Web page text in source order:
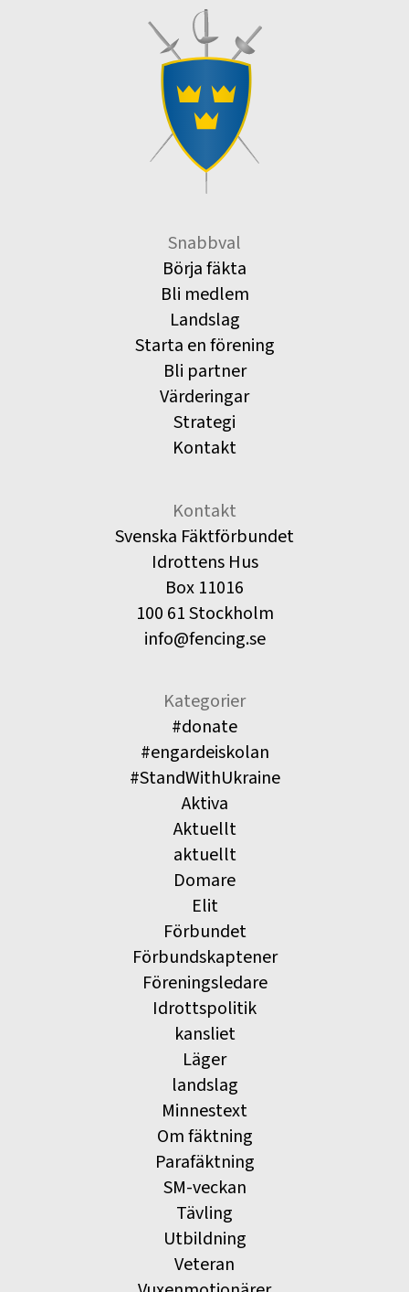
Snabbval
Börja fäkta
Bli medlem
Landslag
Starta en förening
Bli partner
Värderingar
Strategi
Kontakt
Kontakt
Svenska Fäktförbundet
Idrottens Hus
Box 11016
100 61 Stockholm
info@fencing.se
Kategorier
#donate
#engardeiskolan
#StandWithUkraine
Aktiva
Aktuellt
aktuellt
Domare
Elit
Förbundet
Förbundskaptener
Föreningsledare
Idrottspolitik
kansliet
Läger
landslag
Minnestext
Om fäktning
Parafäktning
SM-veckan
Tävling
Utbildning
Veteran